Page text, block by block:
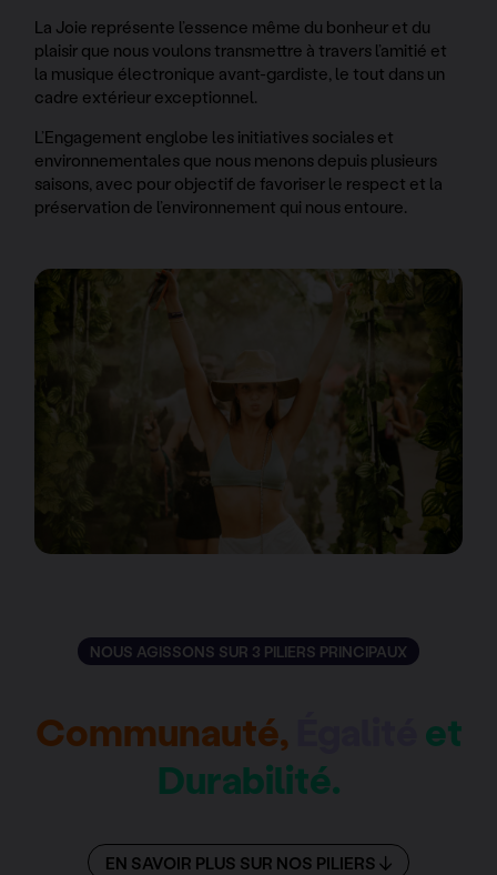
La Joie représente l’essence même du bonheur et du
plaisir que nous voulons transmettre à travers l’amitié et
la musique électronique avant-gardiste, le tout dans un
cadre extérieur exceptionnel.
L’Engagement englobe les initiatives sociales et
environnementales que nous menons depuis plusieurs
saisons, avec pour objectif de favoriser le respect et la
préservation de l’environnement qui nous entoure.
NOUS AGISSONS SUR 3 PILIERS PRINCIPAUX
Communauté,
et
Durabilité.
EN SAVOIR PLUS SUR NOS PILIERS